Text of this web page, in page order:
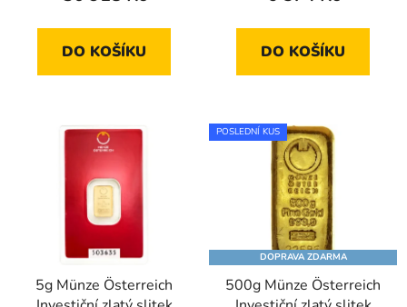
DO KOŠÍKU DO KOŠÍKU
5g Münze Österreich
POSLEDNÍ KUS
DOPRAVA ZDARMA
500g Münze Österreich